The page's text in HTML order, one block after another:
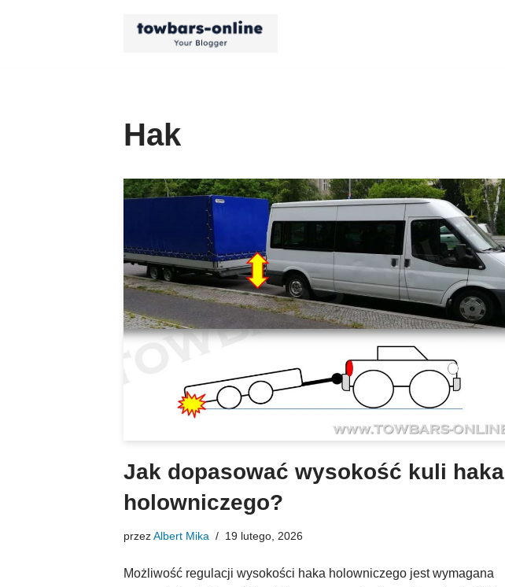
Hak
Jak dopasować wysokość kuli haka
holowniczego?
przezAlbert Mika 19 lutego, 2026
Możliwość regulacji wysokości haka holowniczego jest wymagana